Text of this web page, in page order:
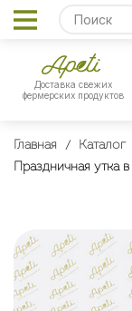
Доставка свежих
фермерских продуктов
Главная Каталог
Праздничная утка